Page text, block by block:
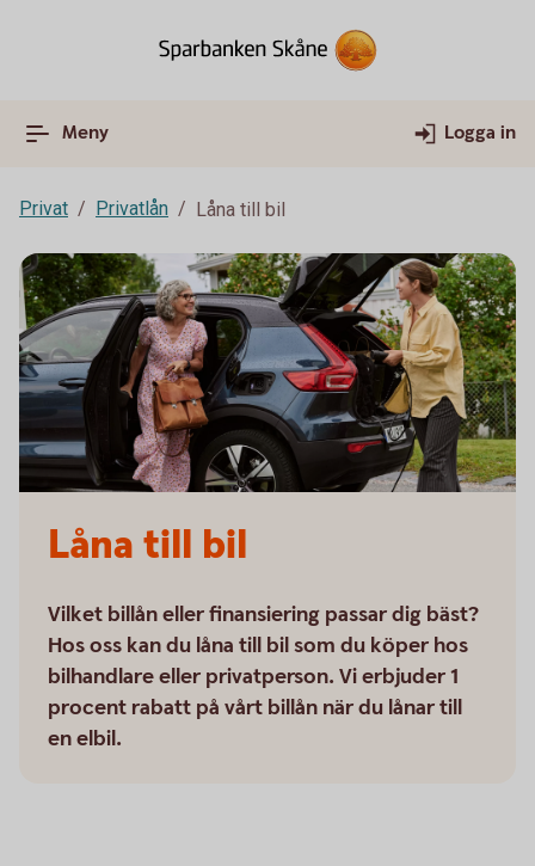
Meny Logga in
Privat Privatlån Låna till bil
Låna till bil
Vilket billån eller finansiering passar dig bäst?
Hos oss kan du låna till bil som du köper hos
bilhandlare eller privatperson. Vi erbjuder 1
procent rabatt på vårt billån när du lånar till
en elbil.